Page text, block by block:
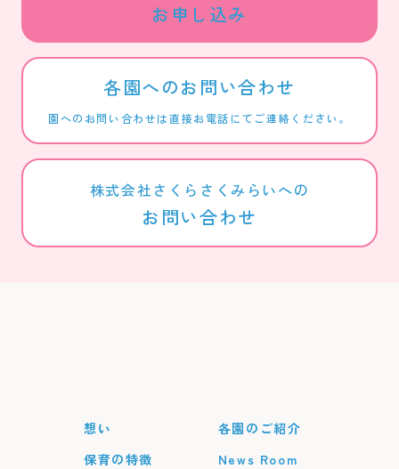
お申し込み
各園へのお問い合わせ
園へのお問い合わせは直接お電話にてご連絡ください。
株式会社さくらさくみらいへの
お問い合わせ
想い
保育の特徴
各園のご紹介
News Room